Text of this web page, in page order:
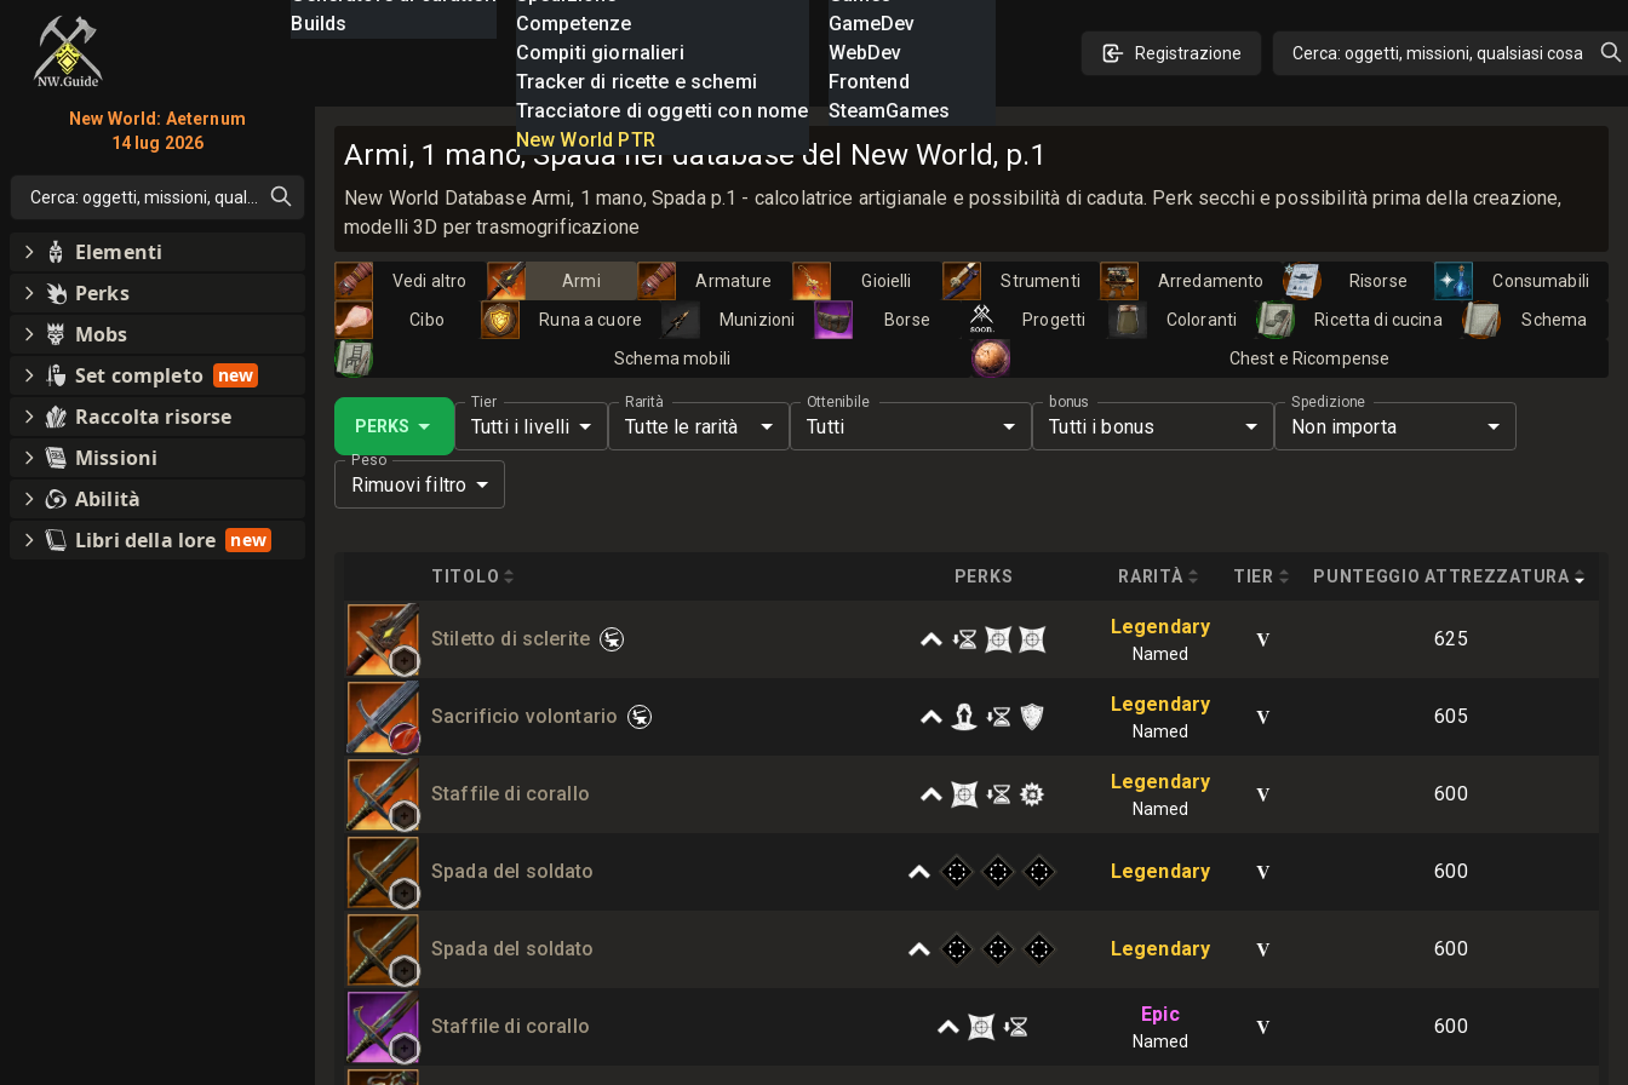
Builds
Competenze
Compiti giornalieri
Tracker di ricette e schemi
Tracciatore di oggetti con nome
New World PTR
GameDev
WebDev
Frontend
SteamGames
Registrazione Cerca: oggetti, missioni, qualsiasi cosa
Armi, 1 mano, Spada nel database del New World, p.1
New World Database Armi, 1 mano, Spada p.1 - calcolatrice artigianale e possibilità di caduta. Perk secchi e possibilità prima della creazione,
modelli 3D per trasmogrificazione
Vedi altro Armi Armature Gioielli Strumenti Arredamento Risorse
Consumabili
Cibo
Runa a cuore Munizioni Borse Progetti Coloranti Ricetta di cucina
Schema
Schema mobili
Chest e Ricompense
PERKS
Tier
Tutti i livelli
Rarità
Tutte le rarità
Ottenibile
Tutti
bonus
Tutti i bonus
Spedizione
Non importa
Peso
Rimuovi filtro
TITOLO PERKS RARITÀ TIER PUNTEGGIO ATTREZZATURA
Stiletto di sclerite
Legendary
Named
V 625
Sacrificio volontario
Legendary
Named
V 605
Staffile di corallo
Legendary
Named
V 600
Spada del soldato Legendary V 600
Spada del soldato Legendary V 600
Staffile di corallo
Epic
Named
V 600
New World: Aeternum
14 lug 2026
Cerca: oggetti, missioni, qualsiasi cosa
Elementi
Perks
Mobs
Set completo
new
Raccolta risorse
Missioni
Abilità
Libri della lore
new